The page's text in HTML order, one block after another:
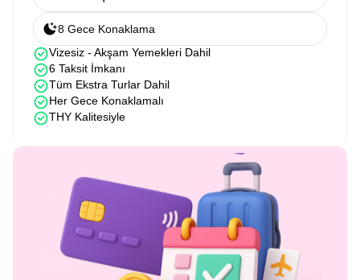
8 Gece Konaklama
Vizesiz - Akşam Yemekleri Dahil
6 Taksit İmkanı
Tüm Ekstra Turlar Dahil
Her Gece Konaklamalı
THY Kalitesiyle